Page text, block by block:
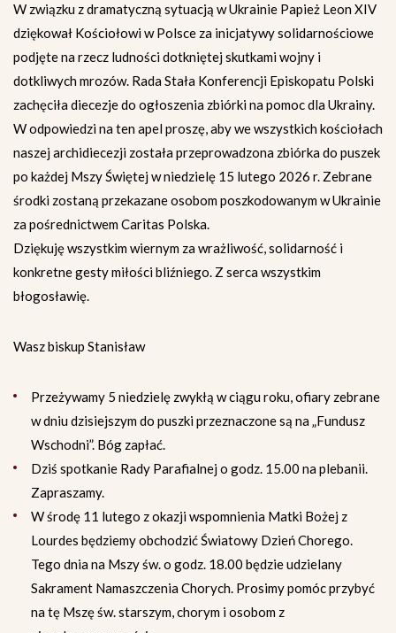
W związku z dramatyczną sytuacją w Ukrainie Papież Leon XIV
dziękował Kościołowi w Polsce za inicjatywy solidarnościowe
podjęte na rzecz ludności dotkniętej skutkami wojny i
dotkliwych mrozów. Rada Stała Konferencji Episkopatu Polski
zachęciła diecezje do ogłoszenia zbiórki na pomoc dla Ukrainy.
W odpowiedzi na ten apel proszę, aby we wszystkich kościołach
naszej archidiecezji została przeprowadzona zbiórka do puszek
po każdej Mszy Świętej w niedzielę 15 lutego 2026 r. Zebrane
środki zostaną przekazane osobom poszkodowanym w Ukrainie
za pośrednictwem Caritas Polska.
Dziękuję wszystkim wiernym za wrażliwość, solidarność i
konkretne gesty miłości bliźniego. Z serca wszystkim
błogosławię.
Wasz biskup Stanisław
Przeżywamy 5 niedzielę zwykłą w ciągu roku, ofiary zebrane
w dniu dzisiejszym do puszki przeznaczone są na „Fundusz
Wschodni”. Bóg zapłać.
Dziś spotkanie Rady Parafialnej o godz. 15.00 na plebanii.
Zapraszamy.
W środę 11 lutego z okazji wspomnienia Matki Bożej z
Lourdes będziemy obchodzić Światowy Dzień Chorego.
Tego dnia na Mszy św. o godz. 18.00 będzie udzielany
Sakrament Namaszczenia Chorych. Prosimy pomóc przybyć
na tę Mszę św. starszym, chorym i osobom z